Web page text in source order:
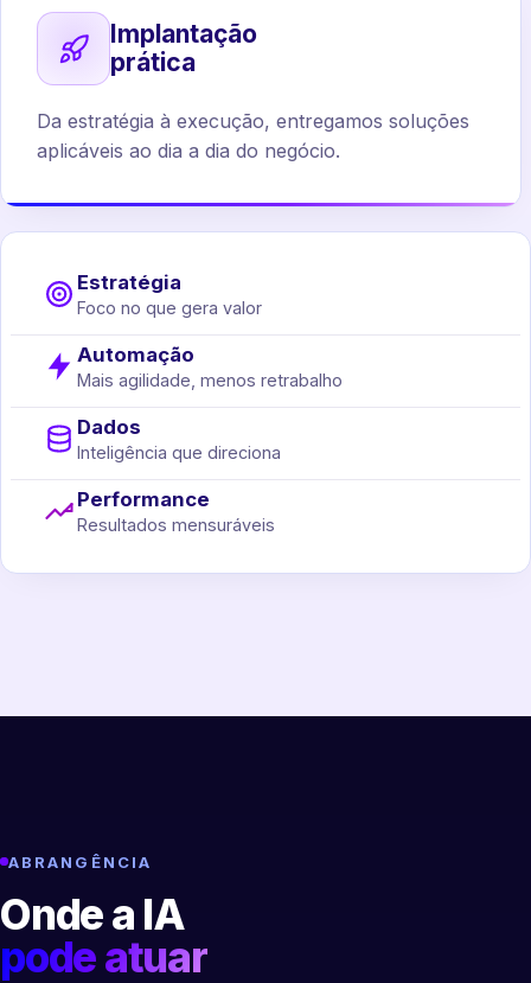
Implantação
prática
Da estratégia à execução, entregamos soluções
aplicáveis ao dia a dia do negócio.
Estratégia
Foco no que gera valor
Automação
Mais agilidade, menos retrabalho
Dados
Inteligência que direciona
Performance
Resultados mensuráveis
ABRANGÊNCIA
Onde a IA
pode atuar